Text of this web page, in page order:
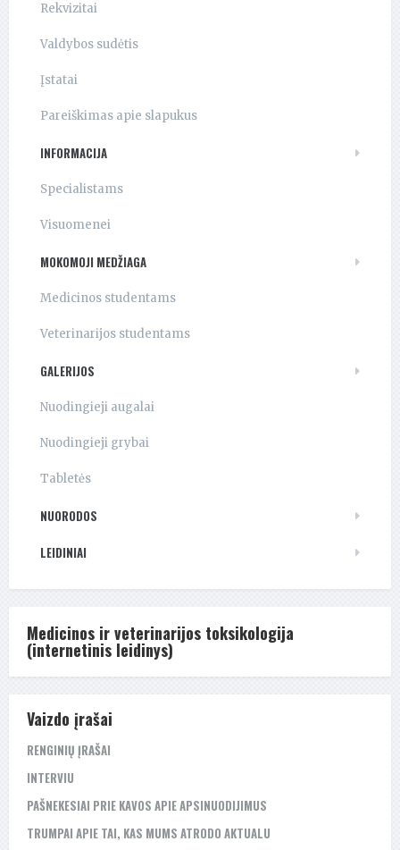
Rekvizitai
Valdybos sudėtis
Įstatai
Pareiškimas apie slapukus
INFORMACIJA
Specialistams
Visuomenei
MOKOMOJI MEDŽIAGA
Medicinos studentams
Veterinarijos studentams
GALERIJOS
Nuodingieji augalai
Nuodingieji grybai
Tabletės
NUORODOS
LEIDINIAI
Medicinos ir veterinarijos toksikologija
(internetinis leidinys)
Vaizdo įrašai
RENGINIŲ ĮRAŠAI
INTERVIU
PAŠNEKESIAI PRIE KAVOS APIE APSINUODIJIMUS
TRUMPAI APIE TAI, KAS MUMS ATRODO AKTUALU